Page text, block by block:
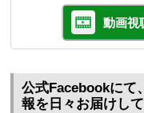
動画視
公式Facebookにて
報を日々お届けして